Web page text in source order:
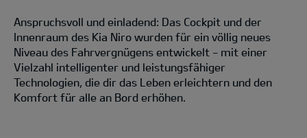
Anspruchsvoll und einladend: Das Cockpit und der
Innenraum des Kia Niro wurden für ein völlig neues
Niveau des Fahrvergnügens entwickelt - mit einer
Vielzahl intelligenter und leistungsfähiger
Technologien, die dir das Leben erleichtern und den
Komfort für alle an Bord erhöhen.